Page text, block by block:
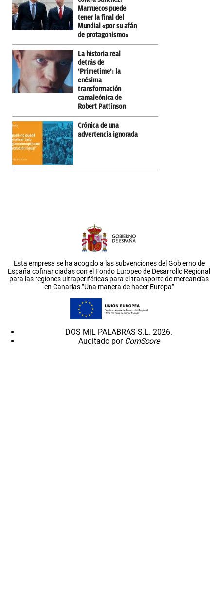
Marruecos puede
tener la final del
Mundial «por su afán
de protagonismo»
La historia real
detrás de
‘Primetime’: la
enésima
transformación
camaleónica de
Robert Pattinson
Crónica de una
advertencia ignorada
Esta empresa se ha acogido a las subvenciones del Gobierno de
España cofinanciadas con el Fondo Europeo de Desarrollo Regional
para las regiones ultraperiféricas para el transporte de mercancías
en Canarias.”Una manera de hacer Europa”
DOS MIL PALABRAS S.L. 2026.
Auditado por ComScore